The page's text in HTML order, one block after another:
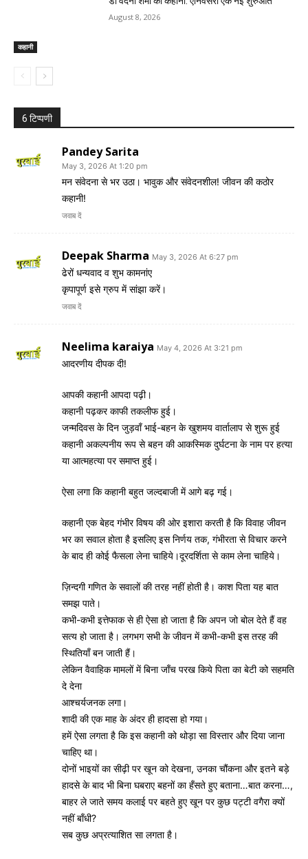
कहानी
August 8, 2026
6 टिप्पणी
Pandey Sarita
May 3, 2026 At 1:20 pm
मन संवेदना से भर उठा। भावुक और संवेदनशील! जीवन की कठोर
कहानी!
जवाब दें
Deepak Sharma May 3, 2026 At 6:27 pm
ढेरों धन्यवाद व शुभ कामनांए
कृपापूर्ण इसे ग्रुप में सांझा करें।
जवाब दें
Neelima karaiya May 4, 2026 At 3:21 pm
आदरणीय दीपक दी!
आपकी कहानी आपदा पढ़ी।
कहानी पढ़कर काफी तकलीफ हुई।
जन्मदिवस के दिन जुड़वाँ भाई-बहन के खुशमय वार्तालाप से शुरू हुई
कहानी अकल्पनीय रूप से बहन की आकस्मिक दुर्घटना के नाम पर हत्या
या आत्महत्या पर समाप्त हुई।
ऐसा लगा कि कहानी बहुत जल्दबाजी में आगे बढ़ गई।
कहानी एक बेहद गंभीर विषय की ओर इशारा करती है कि विवाह जीवन
भर का सवाल होता है इसलिए इस निर्णय तक, गंभीरता से विचार करने
के बाद ही कोई फैसला लेना चाहिये।दूरदर्शिता से काम लेना चाहिये।
ज़िन्दगी गणित के सवालों की तरह नहीं होती है। काश पिता यह बात
समझ पाते।
कभी-कभी इत्तेफाक से ही ऐसा हो जाता है कि अपन जो बोल देते हैं वह
सत्य हो जाता है। लगभग सभी के जीवन में कभी-कभी इस तरह की
स्थितियाँ बन जाती हैं।
लेकिन वैवाहिक मामलों में बिना जाँच परख किये पिता का बेटी को सहमति
दे देना
आश्चर्यजनक लगा।
शादी की एक माह के अंदर ही हादसा हो गया।
हमें ऐसा लगता है कि इस कहानी को थोड़ा सा विस्तार और दिया जाना
चाहिए था।
दोनों भाइयों का सीढ़ी पर खून को देखना, उनका चौंकना और इतने बड़े
हादसे के बाद भी बिना घबराए बहनों का हँसते हुए बताना…बात करना…,
बाहर ले जाते समय कलाई पर बहते हुए खून पर कुछ पट्टी वगैरा क्यों
नहीं बाँधी?
सब कुछ अप्रत्याशित सा लगता है।